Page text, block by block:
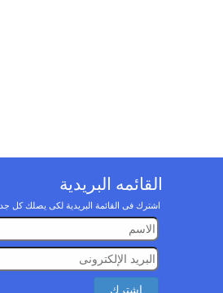
القائمه البريدية
اشترك فى القائمة البريدية لكى يصلك كل جديد